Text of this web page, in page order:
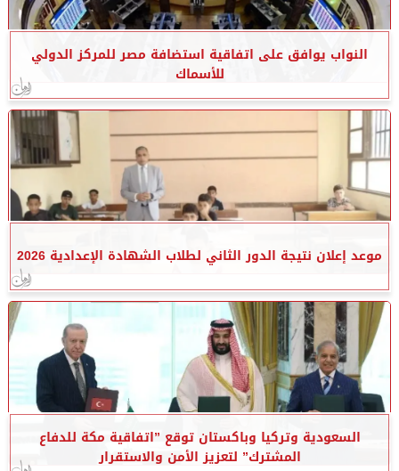
النواب يوافق على اتفاقية استضافة مصر للمركز الدولي
للأسماك
موعد إعلان نتيجة الدور الثاني لطلاب الشهادة الإعدادية 2026
السعودية وتركيا وباكستان توقع ”اتفاقية مكة للدفاع
المشترك” لتعزيز الأمن والاستقرار